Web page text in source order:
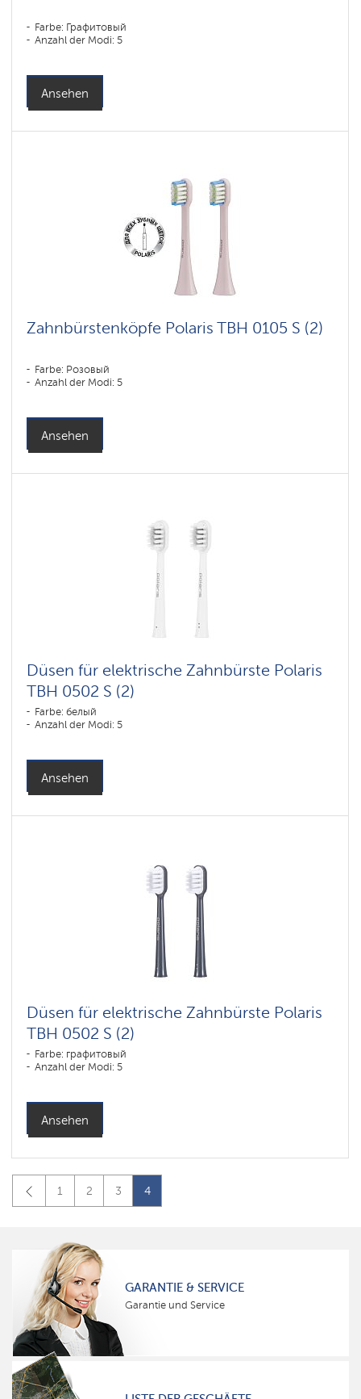
Farbe: Графитовый
Anzahl der Modi: 5
Ansehen
Zahnbürstenköpfe Polaris TBH 0105 S (2)
Farbe: Розовый
Anzahl der Modi: 5
Ansehen
Düsen für elektrische Zahnbürste Polaris
TBH 0502 S (2)
Farbe: белый
Anzahl der Modi: 5
Ansehen
Düsen für elektrische Zahnbürste Polaris
TBH 0502 S (2)
Farbe: графитовый
Anzahl der Modi: 5
Ansehen
1 2 3 4
GARANTIE & SERVICE
Garantie und Service